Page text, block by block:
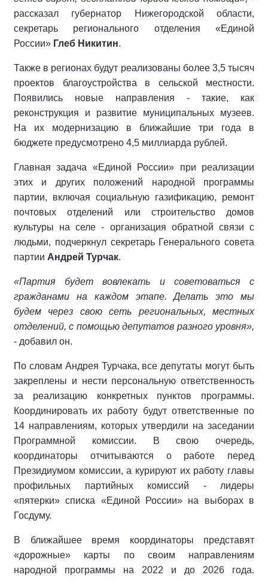
рассказал губернатор Нижегородской области,
секретарь регионального отделения «Единой
России» Глеб Никитин.
Также в регионах будут реализованы более 3,5 тысяч
проектов благоустройства в сельской местности.
Появились новые направления - такие, как
реконструкция и развитие муниципальных музеев.
На их модернизацию в ближайшие три года в
бюджете предусмотрено 4,5 миллиарда рублей.
Главная задача «Единой России» при реализации
этих и других положений народной программы
партии, включая социальную газификацию, ремонт
почтовых отделений или строительство домов
культуры на селе - организация обратной связи с
людьми, подчеркнул секретарь Генерального совета
партии Андрей Турчак.
«Партия будет вовлекать и советоваться с
гражданами на каждом этапе. Делать это мы
будем через свою сеть региональных, местных
отделений, с помощью депутатов разного уровня»,
- добавил он.
По словам Андрея Турчака, все депутаты могут быть
закреплены и нести персональную ответственность
за реализацию конкретных пунктов программы.
Координировать их работу будут ответственные по
14 направлениям, которых утвердили на заседании
Программной комиссии. В свою очередь,
координаторы отчитываются о работе перед
Президиумом комиссии, а курируют их работу главы
профильных партийных комиссий - лидеры
«пятерки» списка «Единой России» на выборах в
Госдуму.
В ближайшее время координаторы представят
«дорожные» карты по своим направлениям
народной программы на 2022 и до 2026 года.